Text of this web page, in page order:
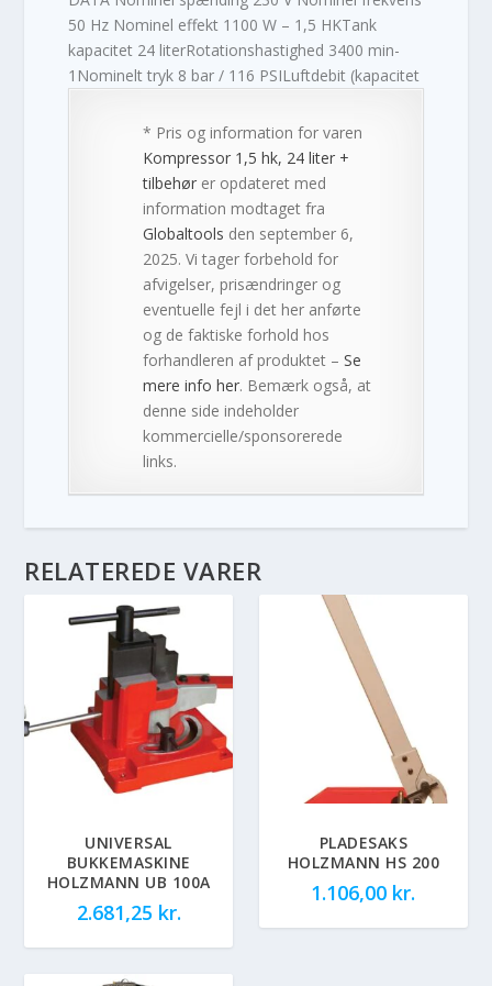
50 Hz Nominel effekt 1100 W – 1,5 HKTank
kapacitet 24 literRotationshastighed 3400 min-
1Nominelt tryk 8 bar / 116 PSILuftdebit (kapacitet
* Pris og information for varen
Kompressor 1,5 hk, 24 liter +
tilbehør er opdateret med
information modtaget fra
Globaltools den september 6,
2025. Vi tager forbehold for
afvigelser, prisændringer og
eventuelle fejl i det her anførte
og de faktiske forhold hos
forhandleren af produktet –Se
mere info her. Bemærk også, at
denne side indeholder
kommercielle/sponsorerede
links.
RELATEREDE VARER
UNIVERSAL
BUKKEMASKINE
HOLZMANN UB 100A
2.681,25 kr.
PLADESAKS
HOLZMANN HS 200
1.106,00 kr.